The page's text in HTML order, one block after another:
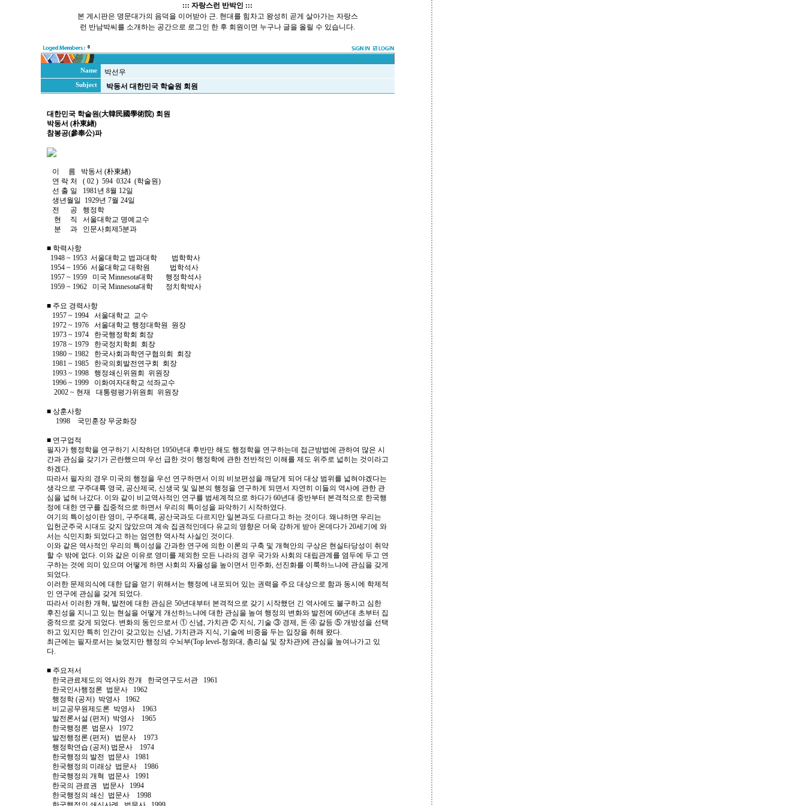
::: 자랑스런 반박인 :::
본 게시판은 명문대가의 음덕을 이어받아 근. 현대를 힘차고 왕성히 곧게 살아가는 자랑스
런 반남박씨를 소개하는 공간으로 로그인 한 후 회원이면 누구나 글을 올릴 수 있습니다.
0
Name 박선우
Subject 박동서 대한민국 학술원 회원
대한민국 학술원(大韓民國學術院) 회원
박동서 (朴東緖)
참봉공(參奉公)파
이 름 박동서 (朴東緖)
연 락 처 ( 02 ) 594 0324 (학술원)
선 출 일 1981년 8월 12일
생년월일 1929년 7월 24일
전 공 행정학
현 직 서울대학교 명예교수
분 과 인문사회제5분과
■ 학력사항
1948 ~ 1953 서울대학교 법과대학 법학학사
1954 ~ 1956 서울대학교 대학원 법학석사
1957 ~ 1959 미국 Minnesota대학 행정학석사
1959 ~ 1962 미국 Minnesota대학 정치학박사
■ 주요 경력사항
1957 ~ 1994 서울대학교 교수
1972 ~ 1976 서울대학교 행정대학원 원장
1973 ~ 1974 한국행정학회 회장
1978 ~ 1979 한국정치학회 회장
1980 ~ 1982 한국사회과학연구협의회 회장
1981 ~ 1985 한국의회발전연구회 회장
1993 ~ 1998 행정쇄신위원회 위원장
1996 ~ 1999 이화여자대학교 석좌교수
2002 ~ 현재 대통령평가위원회 위원장
■ 상훈사항
1998 국민훈장 무궁화장
■ 연구업적
필자가 행정학을 연구하기 시작하던 1950년대 후반만 해도 행정학을 연구하는데 접근방법에 관하여 많은 시
간과 관심을 갖기가 곤란했으며 우선 급한 것이 행정학에 관한 전반적인 이해를 제도 위주로 넓히는 것이라고
하겠다.
따라서 필자의 경우 미국의 행정을 우선 연구하면서 이의 비보편성을 깨닫게 되어 대상 범위를 넓혀야겠다는
생각으로 구주대륙 영국, 공산제국, 신생국 및 일본의 행정을 연구하게 되면서 자연히 이들의 역사에 관한 관
심을 넓혀 나갔다. 이와 같이 비교역사적인 연구를 범세계적으로 하다가 60년대 중반부터 본격적으로 한국행
정에 대한 연구를 집중적으로 하면서 우리의 특이성을 파악하기 시작하였다.
여기의 특이성이란 영미, 구주대륙, 공산국과도 다르지만 일본과도 다르다고 하는 것이다. 왜냐하면 우리는
입헌군주국 시대도 갖지 않았으며 계속 집권적인데다 유교의 영향은 더욱 강하게 받아 온데다가 20세기에 와
서는 식민지화 되었다고 하는 엄연한 역사적 사실인 것이다.
이와 같은 역사적인 우리의 특이성을 간과한 연구에 의한 이론의 구축 및 개혁안의 구상은 현실타당성이 취약
할 수 밖에 없다. 이와 같은 이유로 영미를 제외한 모든 나라의 경우 국가와 사회의 대립관계를 염두에 두고 연
구하는 것에 의미 있으며 어떻게 하면 사회의 자율성을 높이면서 민주화, 선진화를 이룩하느냐에 관심을 갖게
되었다.
이러한 문제의식에 대한 답을 얻기 위해서는 행정에 내포되어 있는 권력을 주요 대상으로 함과 동시에 학제적
인 연구에 관심을 갖게 되었다.
따라서 이러한 개혁, 발전에 대한 관심은 50년대부터 본격적으로 갖기 시작했던 긴 역사에도 불구하고 심한
후진성을 지니고 있는 현실을 어떻게 개선하느냐에 대한 관심을 높여 행정의 변화와 발전에 60년대 초부터 집
중적으로 갖게 되었다. 변화의 동인으로서 ① 신념, 가치관 ② 지식, 기술 ③ 경제, 돈 ④ 갈등 ⑤ 개방성을 선택
하고 있지만 특히 인간이 갖고있는 신념, 가치관과 지식, 기술에 비중을 두는 입장을 취해 왔다.
최근에는 필자로서는 늦었지만 행정의 수뇌부(Top level-청와대, 총리실 및 장차관)에 관심을 높여나가고 있
다.
■ 주요저서
한국관료제도의 역사와 전개 한국연구도서관 1961
한국인사행정론 법문사 1962
행정학 (공저) 박영사 1962
비교공무원제도론 박영사 1963
발전론서설 (편저) 박영사 1965
한국행정론 법문사 1972
발전행정론 (편저) 법문사 1973
행정학연습 (공저) 법문사 1974
한국행정의 발전 법문사 1981
한국행정의 미래상 법문사 1986
한국행정의 개혁 법문사 1991
한국의 관료권 법문사 1994
한국행정의 쇄신 법문사 1998